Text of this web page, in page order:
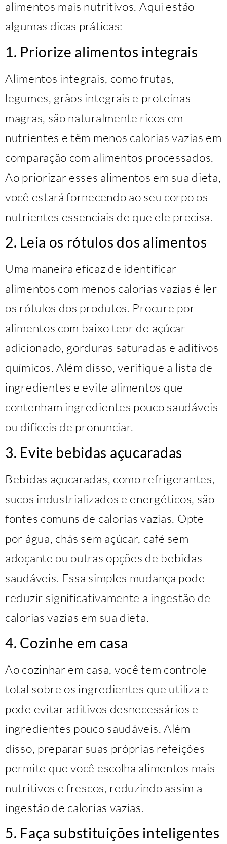
alimentos mais nutritivos. Aqui estão
algumas dicas práticas:
1. Priorize alimentos integrais
Alimentos integrais, como frutas,
legumes, grãos integrais e proteínas
magras, são naturalmente ricos em
nutrientes e têm menos calorias vazias em
comparação com alimentos processados.
Ao priorizar esses alimentos em sua dieta,
você estará fornecendo ao seu corpo os
nutrientes essenciais de que ele precisa.
2. Leia os rótulos dos alimentos
Uma maneira eficaz de identificar
alimentos com menos calorias vazias é ler
os rótulos dos produtos. Procure por
alimentos com baixo teor de açúcar
adicionado, gorduras saturadas e aditivos
químicos. Além disso, verifique a lista de
ingredientes e evite alimentos que
contenham ingredientes pouco saudáveis
ou difíceis de pronunciar.
3. Evite bebidas açucaradas
Bebidas açucaradas, como refrigerantes,
sucos industrializados e energéticos, são
fontes comuns de calorias vazias. Opte
por água, chás sem açúcar, café sem
adoçante ou outras opções de bebidas
saudáveis. Essa simples mudança pode
reduzir significativamente a ingestão de
calorias vazias em sua dieta.
4. Cozinhe em casa
Ao cozinhar em casa, você tem controle
total sobre os ingredientes que utiliza e
pode evitar aditivos desnecessários e
ingredientes pouco saudáveis. Além
disso, preparar suas próprias refeições
permite que você escolha alimentos mais
nutritivos e frescos, reduzindo assim a
ingestão de calorias vazias.
5. Faça substituições inteligentes